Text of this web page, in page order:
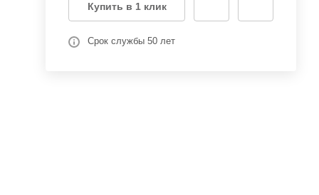
Купить в 1 клик
Срок службы 50 лет